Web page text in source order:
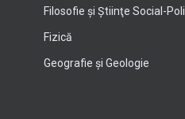
Filosofie şi Ştiinţe Social-
Fizică
Geografie şi Geologie